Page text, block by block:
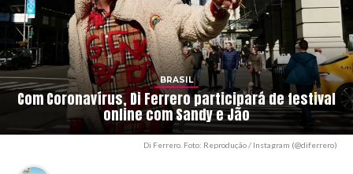
BRASIL
Com Coronavírus, Di Ferrero participará de festival
online com Sandy e Jão
Di Ferrero. Foto: Reprodução / Instagram (@diferrero)